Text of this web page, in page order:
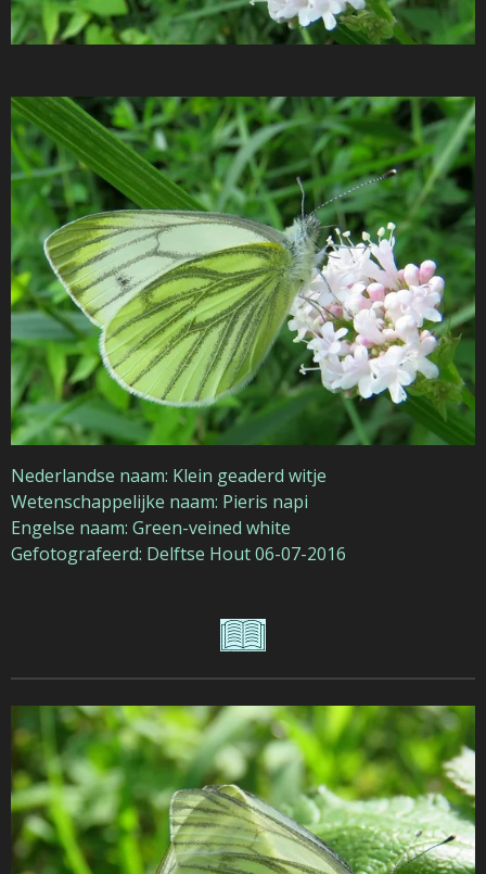
Nederlandse naam: Klein geaderd witje
Wetenschappelijke naam: Pieris napi
Engelse naam: Green-veined white
Gefotografeerd: Delftse Hout 06-07-2016